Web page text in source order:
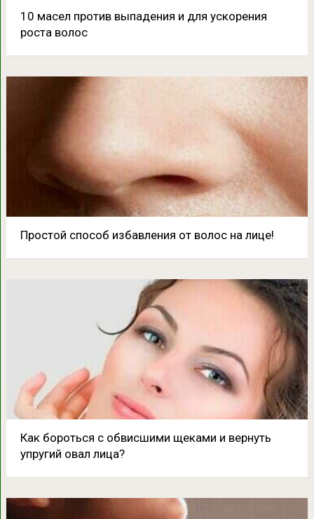
10 масел против выпадения и для ускорения
роста волоc
Простой способ избавления от волос на лице!
Как бороться с обвисшими щеками и вернуть
упругий овал лица?